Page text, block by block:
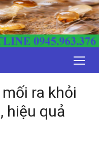
ra khỏi
hiệu quả